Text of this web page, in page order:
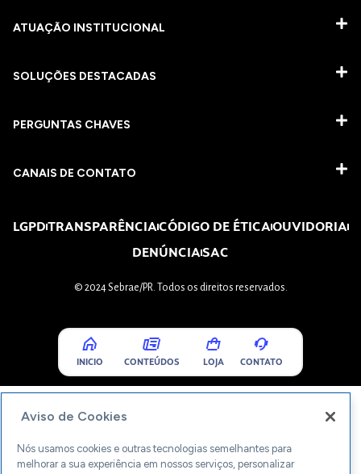
ATUAÇÃO INSTITUCIONAL
SOLUÇÕES DESTACADAS
PERGUNTAS CHAVES​
CANAIS DE CONTATO
LGPDTRANSPARÊNCIACÓDIGO DE ÉTICAOUVIDORIA
DENÚNCIASAC
© 2024 Sebrae/PR. Todos os direitos reservados.
INICIO CONTEÚDOS LOJA CONTATO
Aviso de Cookies
Nós usamos cookies e outras tecnologias semelhantes para
melhorar a sua experiência em nossos serviços, personalizar